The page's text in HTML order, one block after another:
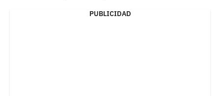
PUBLICIDAD